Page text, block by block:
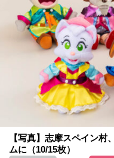
【写真】志摩スペイン
ムに（10/15枚）